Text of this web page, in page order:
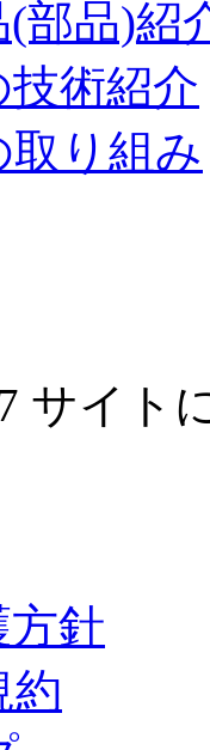
部品)紹
術紹介
り組み
サイト
針
約